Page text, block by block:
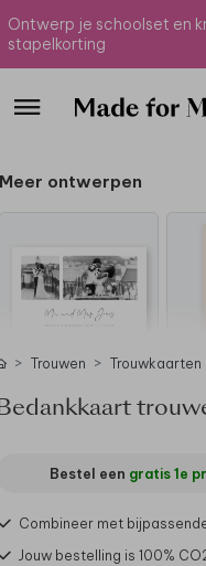
Ontwerp je schoolset en
stapelkorting
Meer ontwerpen
Trouwen Trouwkaarten
Bestel een gratis 1e
Combineer met
Jouw bestelling is 100%